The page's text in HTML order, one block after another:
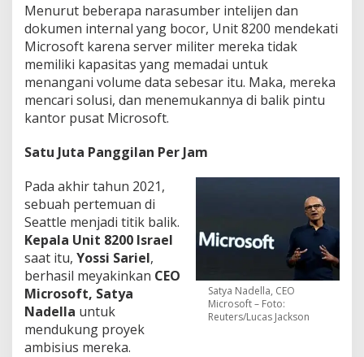
Menurut beberapa narasumber intelijen dan
dokumen internal yang bocor, Unit 8200 mendekati
Microsoft karena server militer mereka tidak
memiliki kapasitas yang memadai untuk
menangani volume data sebesar itu. Maka, mereka
mencari solusi, dan menemukannya di balik pintu
kantor pusat Microsoft.
Satu Juta Panggilan Per Jam
Satya Nadella, CEO
Microsoft – Foto:
Reuters/Lucas Jackson
Pada akhir tahun 2021,
sebuah pertemuan di
Seattle menjadi titik balik.
Kepala Unit 8200 Israel
saat itu, Yossi Sariel,
berhasil meyakinkan CEO
Microsoft, Satya
Nadella untuk
mendukung proyek
ambisius mereka.